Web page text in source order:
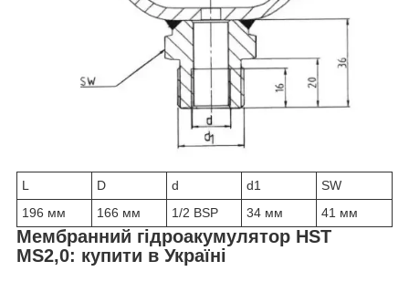
L D d d1
SW
196 мм
166 мм 1/2 BSP 34 мм 41 мм
Мембранний гідроакумулятор HST
MS2,0: купити в Україні